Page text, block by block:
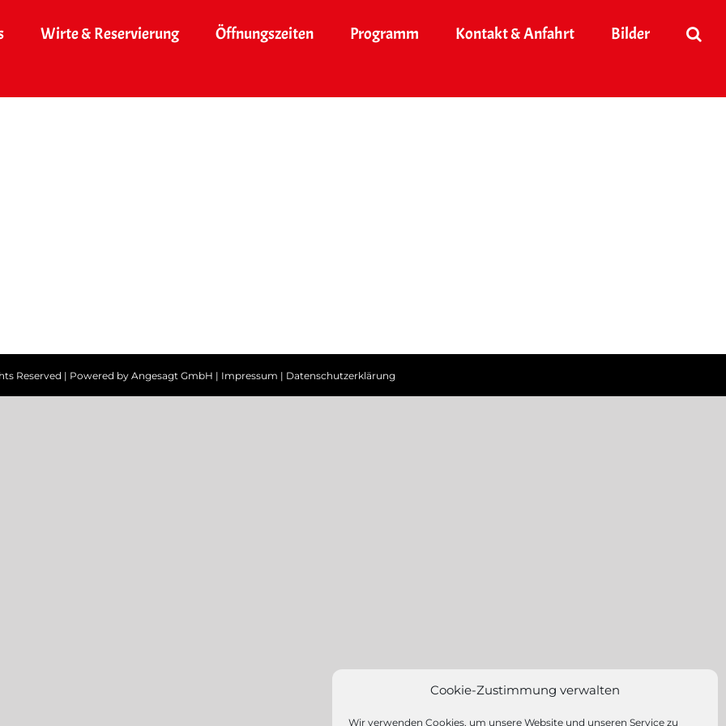
Cookie-Zustimmung verwalten
Wir verwenden Cookies, um unsere Website und unseren Service zu
Wirte & Reservierung Öffnungszeiten Programm Kontakt & Anfahrt Bilder
Reserved | Powered by Angesagt GmbH | Impressum | Datenschutzerklärung